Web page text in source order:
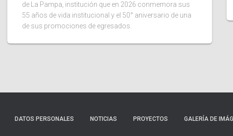
de La Pampa, institución que en 2026 conmemora sus
55 años de vida institucional y el 50° aniversario de una
de sus promociones de egresados.
DATOS PERSONALES NOTICIAS PROYECTOS GALERÍA DE